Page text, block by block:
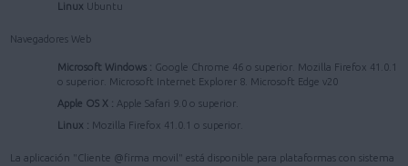
Linux Ubuntu
Navegadores Web
Microsoft Windows : Google Chrome 46 o superior. Mozilla Firefox 41.0.1
o superior. Microsoft Internet Explorer 8. Microsoft Edge v20
Apple OS X : Apple Safari 9.0 o superior.
Linux : Mozilla Firefox 41.0.1 o superior.
La aplicación "Cliente @firma movil" está disponible para plataformas con sistema